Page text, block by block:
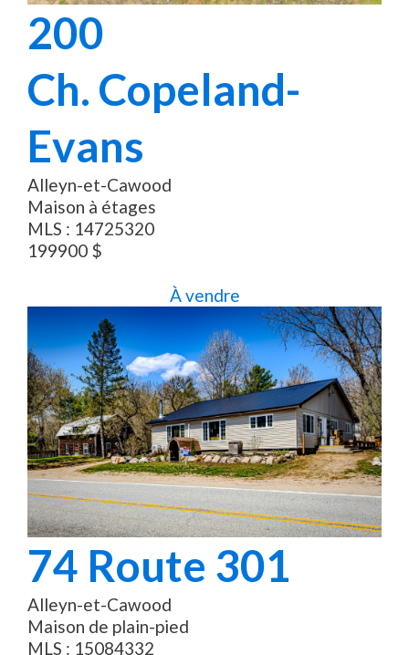
200
Ch. Copeland-
Evans
Alleyn-et-Cawood
Maison à étages
MLS : 14725320
199900 $
À vendre
74 Route 301
Alleyn-et-Cawood
Maison de plain-pied
MLS : 15084332